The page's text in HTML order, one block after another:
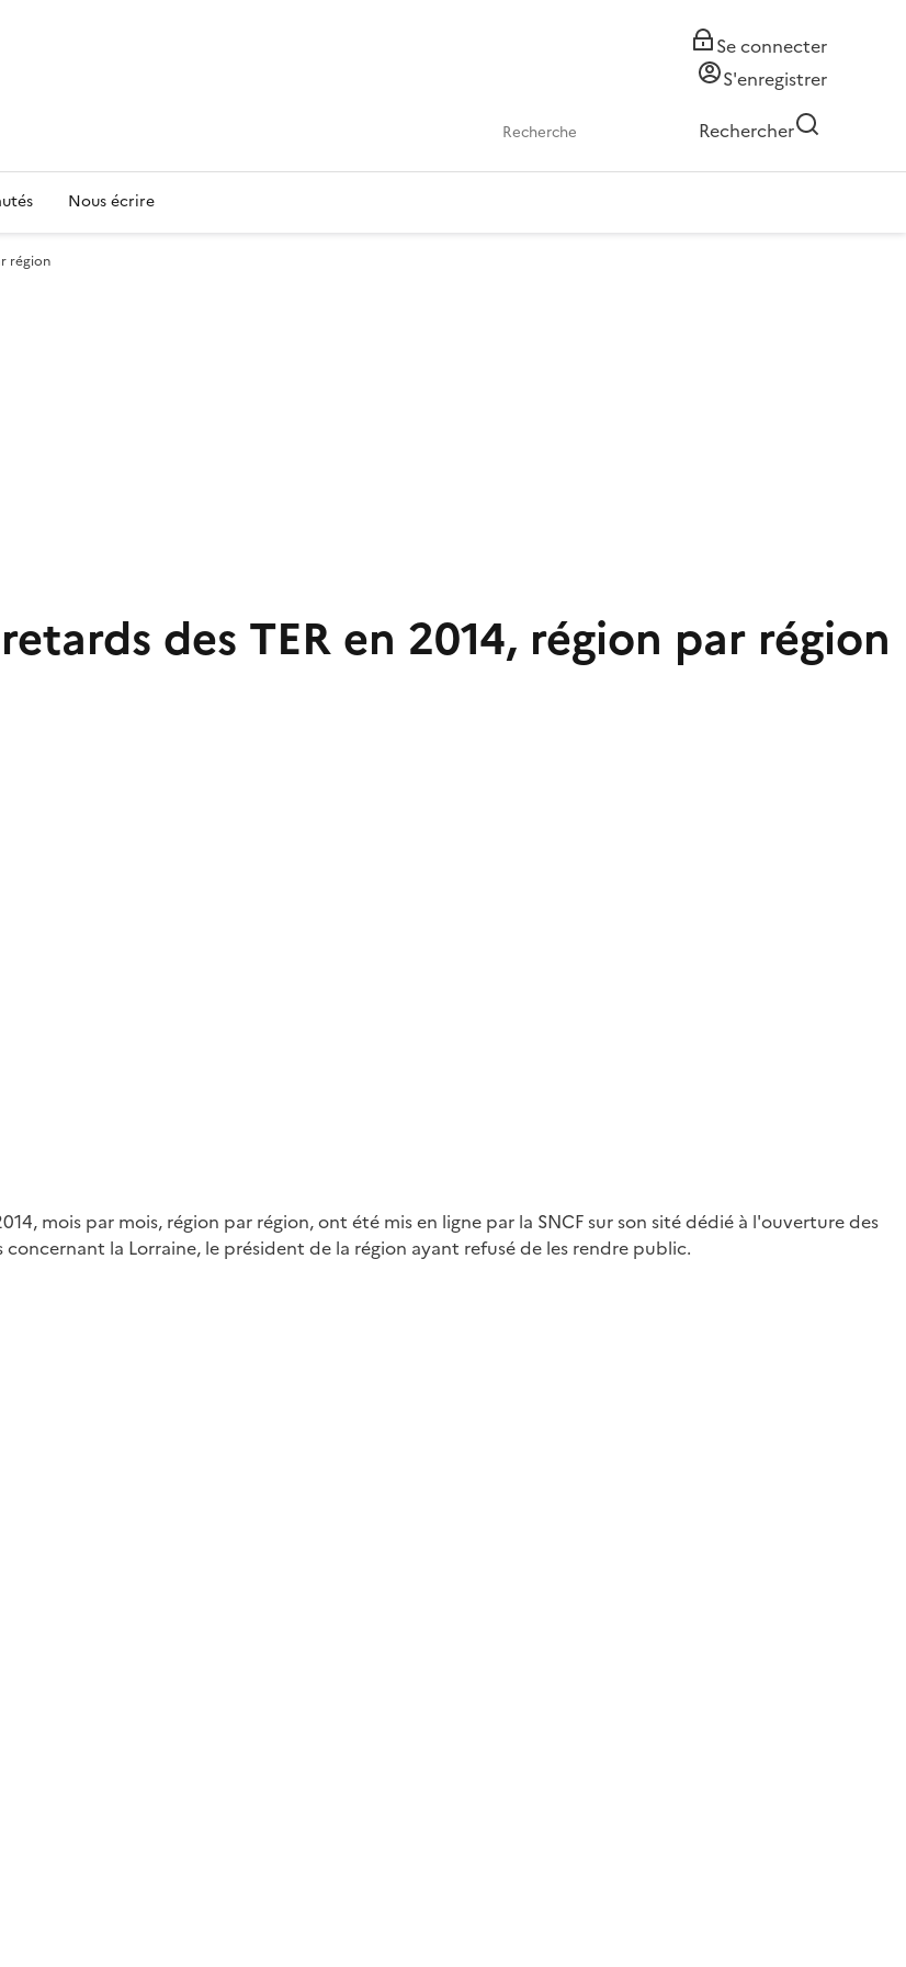
Se connecter
S'enregistrer
Rechercher
Nous écrire
région
des TER en 2014, région par région
mois par mois, région par région, ont été mis en ligne par la SNCF sur son sité dédié à l'ouverture des
la Lorraine, le président de la région ayant refusé de les rendre public.